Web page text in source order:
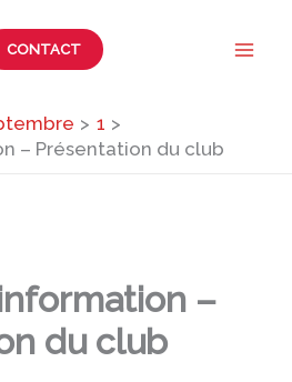
CONTACT
1
– Présentation du club
–
du club